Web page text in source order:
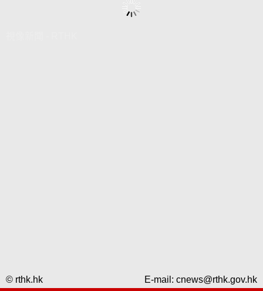
© rthk.hk E-mail: cnews@rthk.gov.hk